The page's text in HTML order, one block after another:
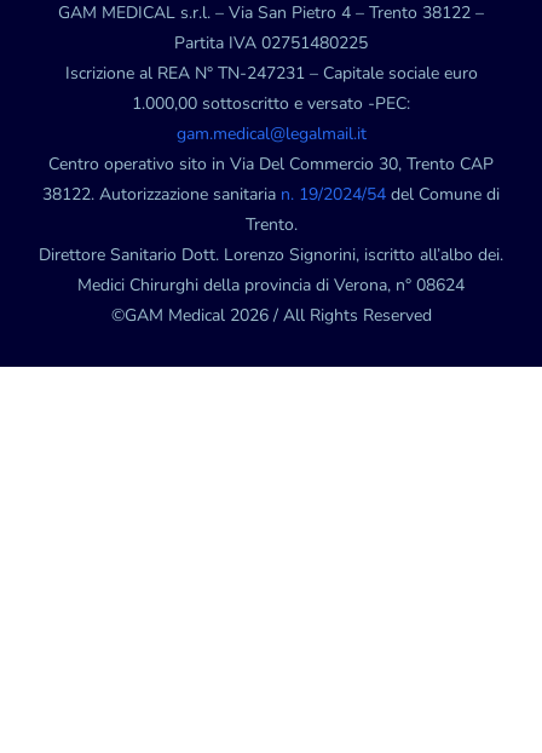
GAM MEDICAL s.r.l. – Via San Pietro 4 – Trento 38122 –
Partita IVA 02751480225
Iscrizione al REA N° TN-247231 – Capitale sociale euro
1.000,00 sottoscritto e versato -PEC:
gam.medical@legalmail.it
Centro operativo sito in Via Del Commercio 30, Trento CAP
38122. Autorizzazione sanitaria n. 19/2024/54 del Comune di
Trento.
Direttore Sanitario Dott. Lorenzo Signorini, iscritto all’albo dei.
Medici Chirurghi della provincia di Verona, n° 08624
©GAM Medical 2026 / All Rights Reserved